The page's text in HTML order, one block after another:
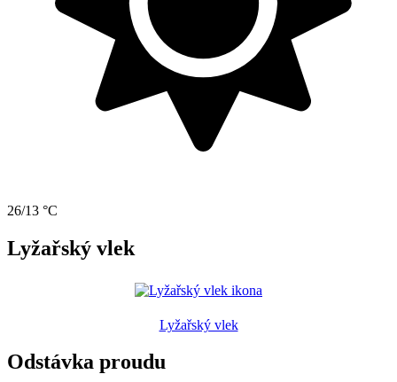
26/13 °C
Lyžařský vlek
Lyžařský vlek
Odstávka proudu